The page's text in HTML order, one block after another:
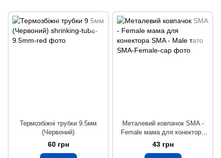
Термозбіжні трубки 9.5мм
(Червоний)
60 грн
Металевий ковпачок SMA -
Female мама для конектора
SMA - Male тато
43 грн